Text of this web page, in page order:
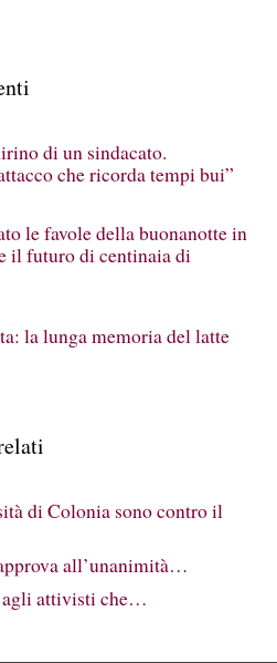
di un sindacato.
che ricorda tempi bui”
le favole della buonanotte in
il futuro di centinaia di
la lunga memoria del latte
di Colonia sono contro il
all’unanimità…
agli attivisti che…